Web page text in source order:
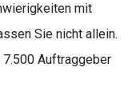
mit
Sie nicht allein.
Auftraggeber